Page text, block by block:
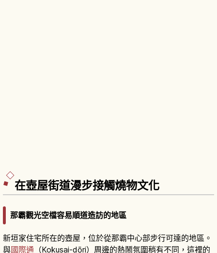
在壺屋街道漫步接觸燒物文化
那霸觀光空檔容易順道造訪的地區
新垣家住宅所在的壺屋，位於從那霸中心部步行可達的地區。
與國際通 （Kokusai-dōri）周邊的熱鬧氛圍稍有不同，這裡的